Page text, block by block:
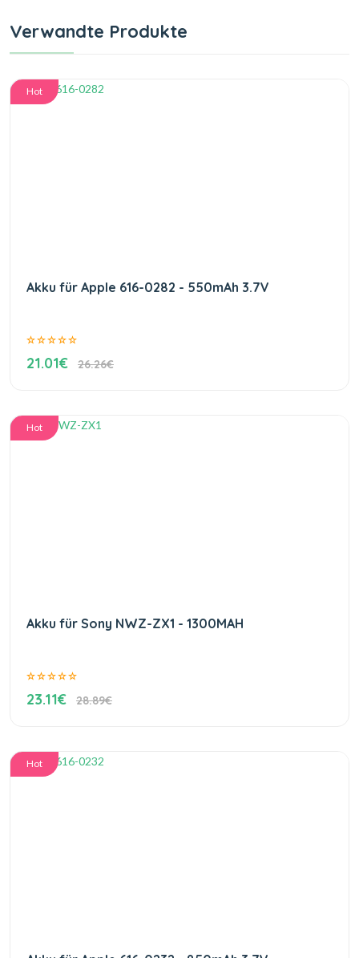
Verwandte Produkte
Hot
Akku für Apple 616-0282 - 550mAh 3.7V
21.01€ 26.26€
Hot
Akku für Sony NWZ-ZX1 - 1300MAH
23.11€ 28.89€
Hot